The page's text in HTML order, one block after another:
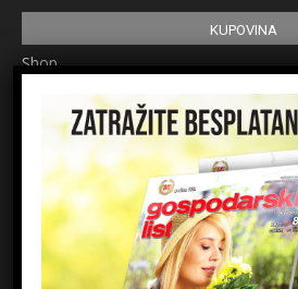
KUPOVINA
Shop
Pretplata
Uvjeti korištenja
Prijavite se na newsletter